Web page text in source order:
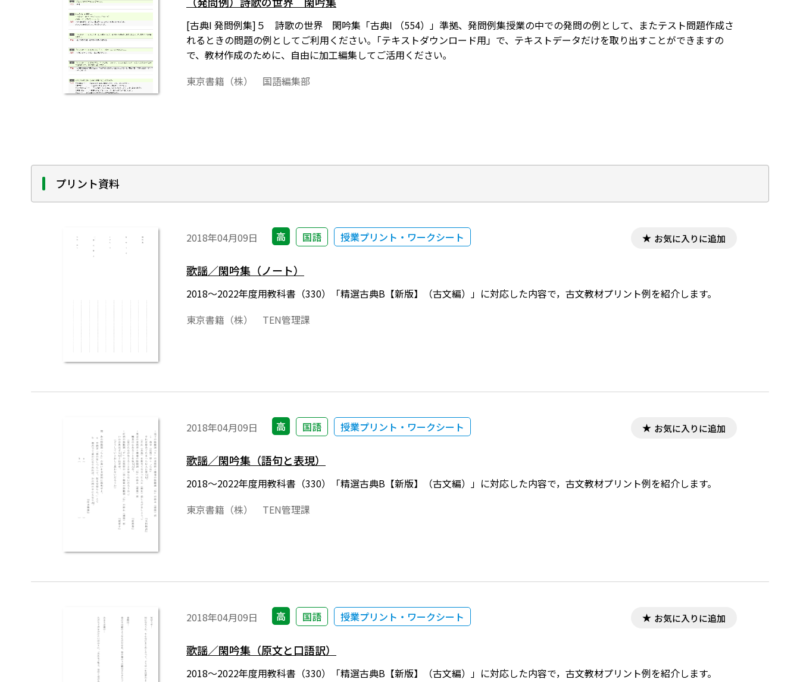
[古典I 発問例集]５ 詩歌の世界 閑吟集「古典I （554）」準拠、発問例集授業の中での発問の例として、またテスト問題作成さ
れるときの問題の例としてご利用ください｡「テキストダウンロード用」で、テキストデータだけを取り出すことができますの
で、教材作成のために、自由に加工編集してご活用ください｡
東京書籍（株） 国語編集部
プリント資料
2018年04月09日 高 国語 授業プリント・ワークシート お気に入りに追加
歌謡／閑吟集（ノート）
2018～2022年度用教科書（330）「精選古典B【新版】（古文編）」に対応した内容で，古文教材プリント例を紹介します。
東京書籍（株） TEN管理課
2018年04月09日 高 国語 授業プリント・ワークシート お気に入りに追加
歌謡／閑吟集（語句と表現）
2018～2022年度用教科書（330）「精選古典B【新版】（古文編）」に対応した内容で，古文教材プリント例を紹介します。
東京書籍（株） TEN管理課
2018年04月09日 高 国語 授業プリント・ワークシート お気に入りに追加
歌謡／閑吟集（原文と口語訳）
2018～2022年度用教科書（330）「精選古典B【新版】（古文編）」に対応した内容で，古文教材プリント例を紹介します。